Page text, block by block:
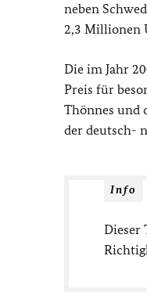
neben
2,3 Millionen
Die im Jahr
Preis für
Thönnes und
der deutsch-
Info
Dieser